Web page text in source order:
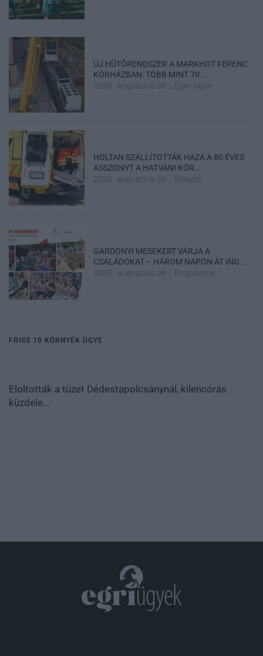
ÚJ HŰTŐRENDSZER A MARKHOT FERENC
KÓRHÁZBAN: TÖBB MINT 70 ...
2026. augusztus 06 Eger ügye
HOLTAN SZÁLLÍTOTTÁK HAZA A 80 ÉVES
ASSZONYT A HATVANI KÓR...
2026. augusztus 06 Riasztó
GÁRDONYI MESEKERT VÁRJA A
CSALÁDOKAT – HÁROM NAPON ÁT ING...
2026. augusztus 06 Programok
FRISS 10 KÖRNYÉK ÜGYE
Eloltották a tüzet Dédestapolcsánynál, kilencórás
küzdele...